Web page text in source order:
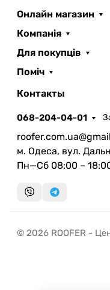
Онлайн магазин
Компанія
Для покупців
Поміч
Контакты
068-204-04-01
м. Одеса, вул.
Пн—Сб 08:00 –
© 2026 ROOFER -